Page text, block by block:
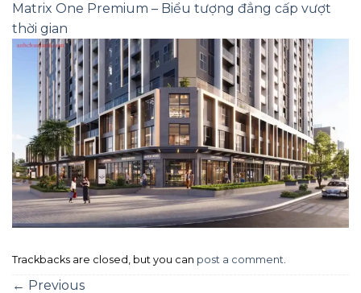
Matrix One Premium – Biểu tượng đẳng cấp vượt
thời gian
Trackbacks are closed, but you can post a comment.
← Previous